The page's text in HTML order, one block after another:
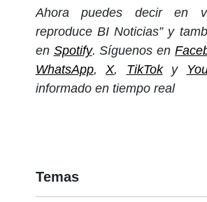
Ahora puedes decir en
reproduce BI Noticias” y
en Spotify. Síguenos en
WhatsApp,X, TikToky
informado en tiempo real
Temas